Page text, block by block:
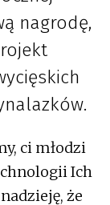
nagrodę,
ci młodzi
Ich
że